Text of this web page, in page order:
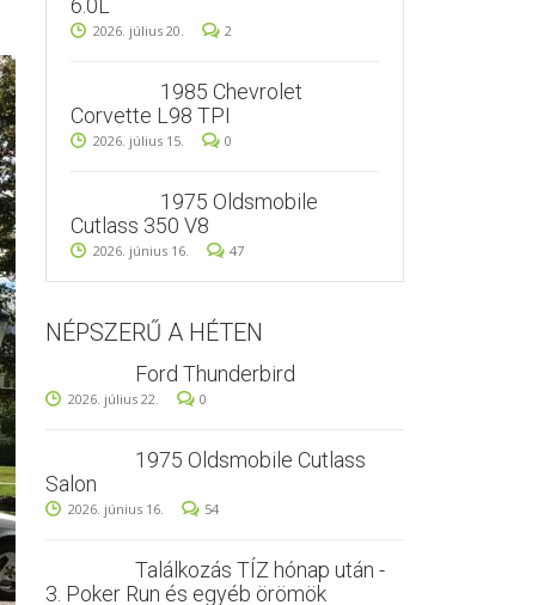
6.0L
2026. július 20. 2
1985 Chevrolet
Corvette L98 TPI
2026. július 15. 0
1975 Oldsmobile
Cutlass 350 V8
2026. június 16. 47
NÉPSZERŰ A HÉTEN
Ford Thunderbird
2026. július 22. 0
1975 Oldsmobile Cutlass
Salon
2026. június 16. 54
Találkozás TÍZ hónap után -
3. Poker Run és egyéb örömök